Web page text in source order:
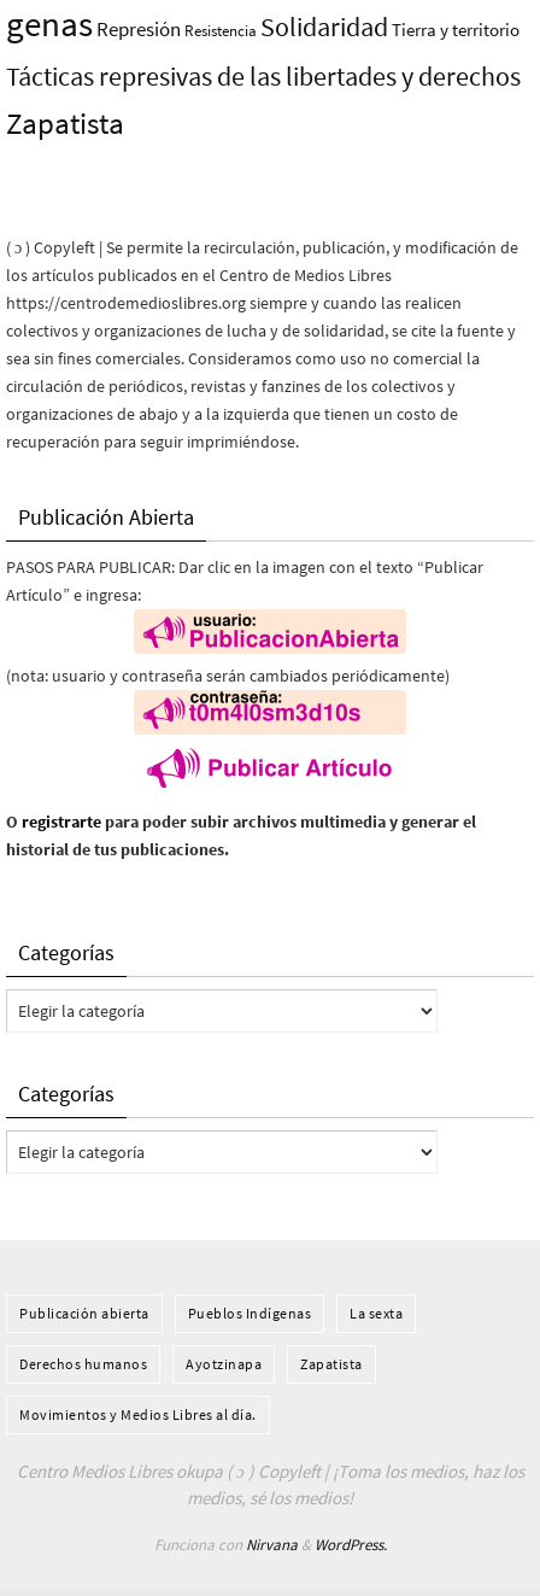
genasRepresión Resistencia Solidaridad Tierra y territorio
Tácticas represivas de las libertades y derechos
Zapatista
( ɔ ) Copyleft | Se permite la recirculación, publicación, y modificación de
los artículos publicados en el Centro de Medios Libres
https://centrodemedioslibres.org siempre y cuando las realicen
colectivos y organizaciones de lucha y de solidaridad, se cite la fuente y
sea sin fines comerciales. Consideramos como uso no comercial la
circulación de periódicos, revistas y fanzines de los colectivos y
organizaciones de abajo y a la izquierda que tienen un costo de
recuperación para seguir imprimiéndose.
Publicación Abierta
PASOS PARA PUBLICAR: Dar clic en la imagen con el texto “Publicar
Artículo” e ingresa:
(nota: usuario y contraseña serán cambiados periódicamente)
O registrarte para poder subir archivos multimedia y generar el
historial de tus publicaciones.
Categorías
Categorías
Categorías
Categorías
Publicación abierta Pueblos Indí­genas La sexta
Derechos humanos Ayotzinapa Zapatista
Movimientos y Medios Libres al día.
Centro Medios Libres okupa ( ɔ ) Copyleft | ¡Toma los medios, haz los
medios, sé los medios!
Funciona con Nirvana& WordPress.